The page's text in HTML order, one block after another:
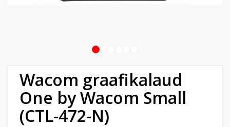
Wacom graafikalaud
One by Wacom Small
(CTL-472-N)
Ilu
tervis